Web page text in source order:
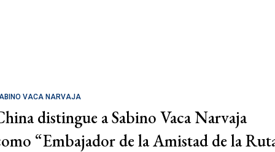
VACA NARVAJA
distingue a Sabino Vaca Narvaja
“Embajador de la Amistad de la